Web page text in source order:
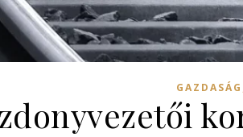
GAZDASÁG